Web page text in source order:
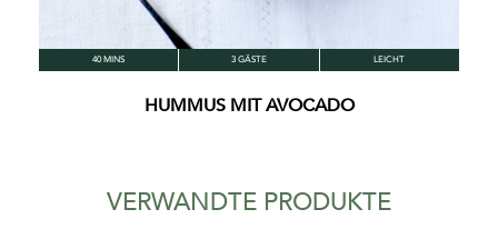
40 MINS 3 GÄSTE LEICHT
HUMMUS MIT AVOCADO
VERWANDTE PRODUKTE